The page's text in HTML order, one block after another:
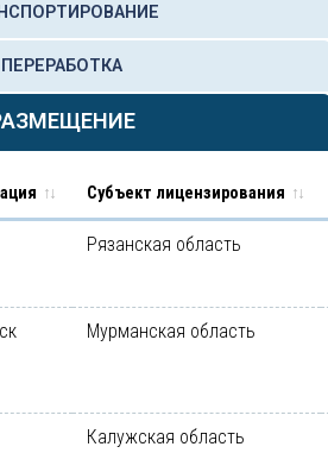
ПЕРЕРАБОТКА
Субъект лицензирования
Рязанская область
Мурманская область
Калужская область